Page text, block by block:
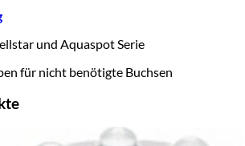
und Aquaspot Serie
für nicht benötigte Buchsen